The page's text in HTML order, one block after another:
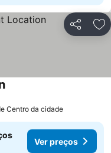
Partilhar
Centro da cidade
Ver preços